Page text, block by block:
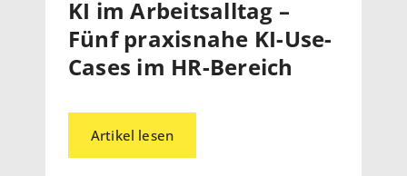
KI im Arbeitsalltag –
Fünf praxisnahe KI-Use-
Cases im HR-Bereich
Artikel lesen